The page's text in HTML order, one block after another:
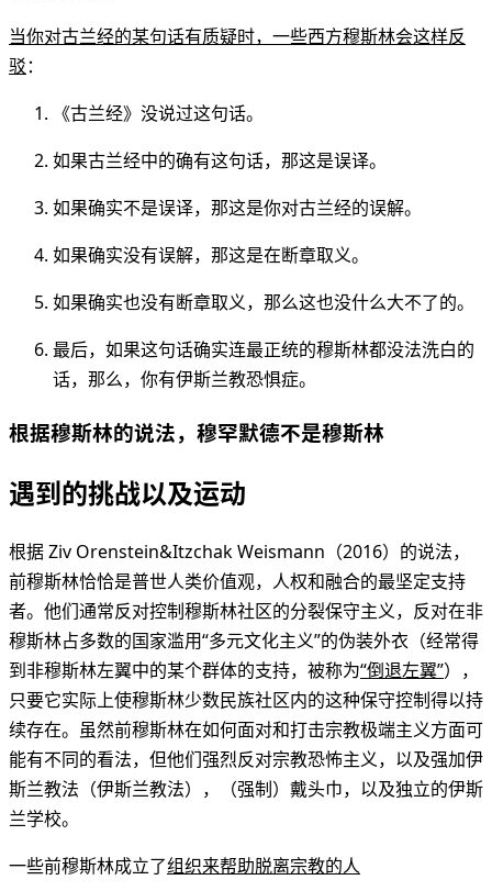
当你对古兰经的某句话有质疑时，一些西方穆斯林会这样反
驳：
《古兰经》没说过这句话。
如果古兰经中的确有这句话，那这是误译。
如果确实不是误译，那这是你对古兰经的误解。
如果确实没有误解，那这是在断章取义。
如果确实也没有断章取义，那么这也没什么大不了的。
最后，如果这句话确实连最正统的穆斯林都没法洗白的
话，那么，你有伊斯兰教恐惧症。
根据穆斯林的说法，穆罕默德不是穆斯林
遇到的挑战以及运动
根据 Ziv Orenstein&Itzchak Weismann（2016）的说法，
前穆斯林恰恰是普世人类价值观，人权和融合的最坚定支持
者。他们通常反对控制穆斯林社区的分裂保守主义，反对在非
穆斯林占多数的国家滥用“多元文化主义”的伪装外衣（经常得
到非穆斯林左翼中的某个群体的支持，被称为“倒退左翼”），
只要它实际上使穆斯林少数民族社区内的这种保守控制得以持
续存在。虽然前穆斯林在如何面对和打击宗教极端主义方面可
能有不同的看法，但他们强烈反对宗教恐怖主义，以及强加伊
斯兰教法（伊斯兰教法），（强制）戴头巾，以及独立的伊斯
兰学校。
一些前穆斯林成立了组织来帮助脱离宗教的人